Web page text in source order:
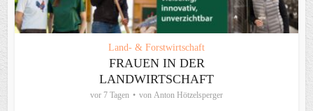
Land- & Forstwirtschaft
FRAUEN IN DER
LANDWIRTSCHAFT
vor 7 Tagen von Anton Hötzelsperger